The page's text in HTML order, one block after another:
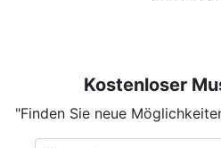
Kostenloser
"Finden Sie neue